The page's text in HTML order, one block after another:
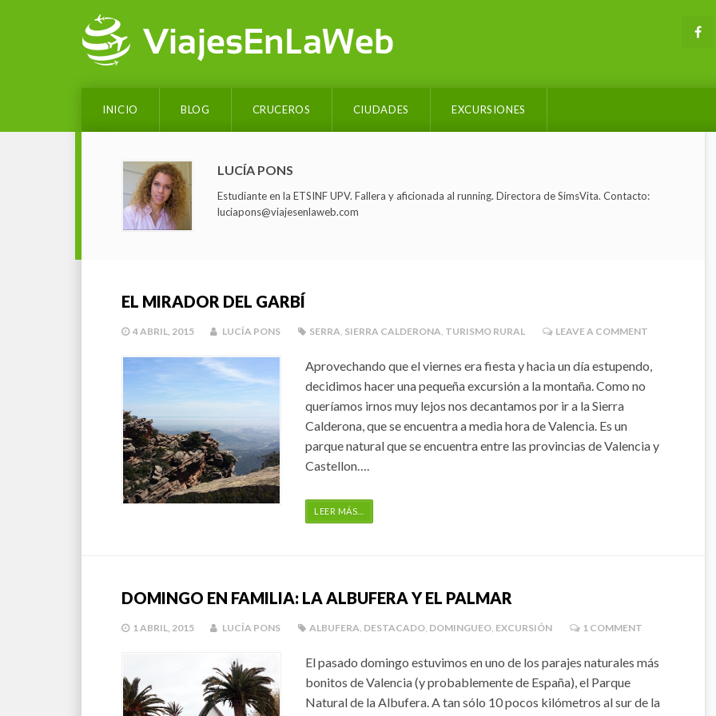
INICIO BLOG CRUCEROS CIUDADES EXCURSIONES
LUCÍA PONS
Estudiante en la ETSINF UPV. Fallera y aficionada al running. Directora de SimsVita. Contacto:
luciapons@viajesenlaweb.com
EL MIRADOR DEL GARBÍ
4 ABRIL, 2015 LUCÍA PONS SERRA, SIERRA CALDERONA, TURISMO RURAL LEAVE A COMMENT
Aprovechando que el viernes era fiesta y hacia un día estupendo,
decidimos hacer una pequeña excursión a la montaña. Como no
queríamos irnos muy lejos nos decantamos por ir a la Sierra
Calderona, que se encuentra a media hora de Valencia. Es un
parque natural que se encuentra entre las provincias de Valencia y
Castellon….
LEER MÁS
DOMINGO EN FAMILIA: LA ALBUFERA Y EL PALMAR
1 ABRIL, 2015 LUCÍA PONS ALBUFERA, DESTACADO, DOMINGUEO, EXCURSIÓN 1 COMMENT
El pasado domingo estuvimos en uno de los parajes naturales más
bonitos de Valencia (y probablemente de España), el Parque
Natural de la Albufera. A tan sólo 10 pocos kilómetros al sur de la